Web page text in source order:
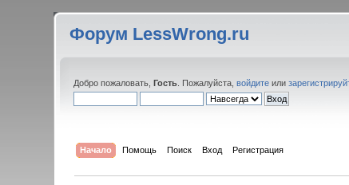
Форум LessWrong.ru
Добро пожаловать,Гость . Пожалуйста,войдите или
Начало Помощь Поиск Вход Регистрация